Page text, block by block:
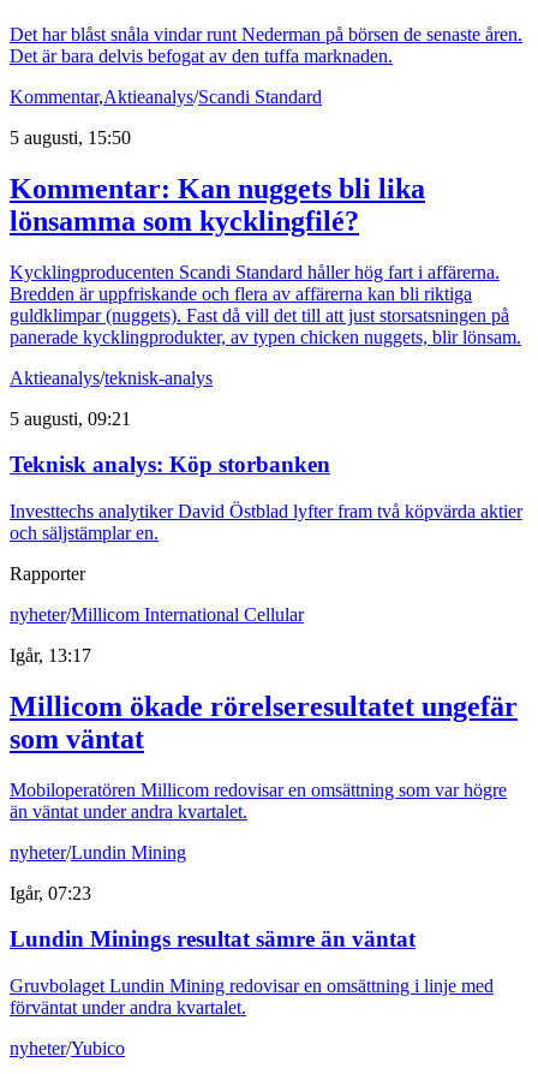
Det har blåst snåla vindar runt Nederman på börsen de senaste åren.
Det är bara delvis befogat av den tuffa marknaden.
Kommentar,Aktieanalys/Scandi Standard
5 augusti, 15:50
Kommentar: Kan nuggets bli lika
lönsamma som kycklingfilé?
Kycklingproducenten Scandi Standard håller hög fart i affärerna.
Bredden är uppfriskande och flera av affärerna kan bli riktiga
guldklimpar (nuggets). Fast då vill det till att just storsatsningen på
panerade kycklingprodukter, av typen chicken nuggets, blir lönsam.
Aktieanalys/teknisk-analys
5 augusti, 09:21
Teknisk analys: Köp storbanken
Investtechs analytiker David Östblad lyfter fram två köpvärda aktier
och säljstämplar en.
Rapporter
nyheter/Millicom International Cellular
Igår, 13:17
Millicom ökade rörelseresultatet ungefär
som väntat
Mobiloperatören Millicom redovisar en omsättning som var högre
än väntat under andra kvartalet.
nyheter/Lundin Mining
Igår, 07:23
Lundin Minings resultat sämre än väntat
Gruvbolaget Lundin Mining redovisar en omsättning i linje med
förväntat under andra kvartalet.
nyheter/Yubico